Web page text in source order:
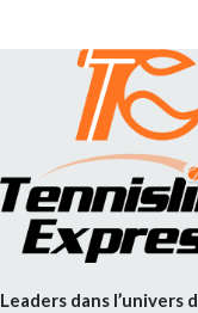
Leaders dans